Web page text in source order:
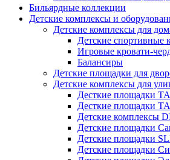
Бильярдные коллекции
Детские комплексы и
Детские комплексы для
Детские спортивные
Игровые кровати-
Балансиры
Детские площадки для
Детские комплексы для
Десткие площадки
Десткие площадки
Детские комплексы
Детские площадки
Детские площадки
Детские площадки